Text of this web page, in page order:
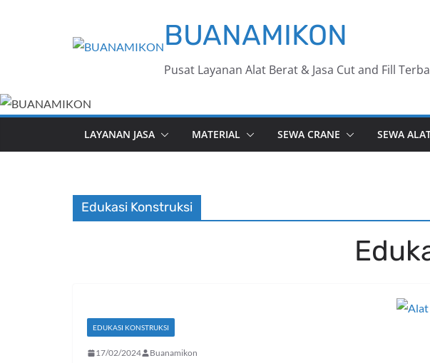
BUANAMIKON
Pusat Layanan Alat Berat & Jasa Cut and Fill
LAYANAN JASA MATERIAL SEWA CRANE SEWA
Edukasi Konstruksi
EDUKASI KONSTRUKSI
17/02/2024 Buanamikon